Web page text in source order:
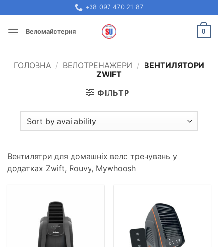
to
content
+38 097 470 21 87
Веломайстерня 0
ГОЛОВНА / ВЕЛОТРЕНАЖЕРИ / ВЕНТИЛЯТОРИ
ZWIFT
ФІЛЬТР
Вентилятри для домашніх вело тренувань у
додатках Zwift, Rouvy, Mywhoosh